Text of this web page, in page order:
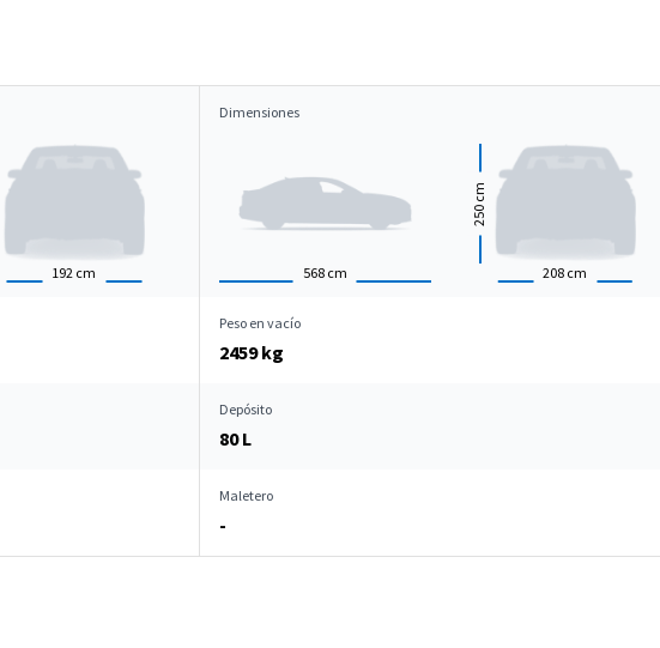
192 cm
Dimensiones
568 cm 208 cm
250
cm
Peso en vacío
2459 kg
Depósito
80 L
Maletero
-